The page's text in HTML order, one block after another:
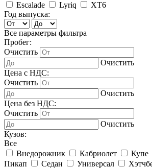
Escalade
Lyriq
XT6
Год выпуска:
Все параметры фильтра
Пробег:
Очистить
Очистить
Цена с НДС:
Очистить
Очистить
Цена без НДС:
Очистить
Очистить
Кузов:
Все
Внедорожник
Кабриолет Купе
Пикап
Седан Универсал